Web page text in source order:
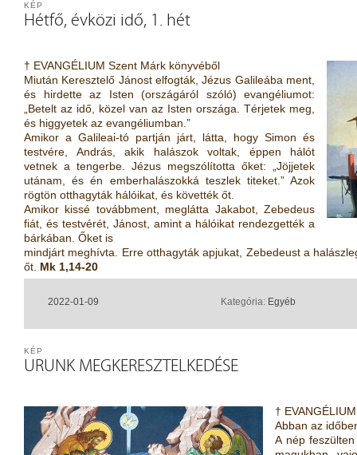
Hétfő, évközi idő, 1. hét
KÉP
† EVANGÉLIUM Szent Márk könyvéből
Miután Keresztelő Jánost elfogták, Jézus Galileába ment,
és hirdette az Isten (országáról szóló) evangéliumot:
„Betelt az idő, közel van az Isten országa. Térjetek meg,
és higgyetek az evangéliumban.”
Amikor a Galileai-tó partján járt, látta, hogy Simon és
testvére, András, akik halászok voltak, éppen hálót
vetnek a tengerbe. Jézus megszólította őket: „Jöjjetek
utánam, és én emberhalászokká teszlek titeket.” Azok
rögtön otthagyták hálóikat, és követték őt.
Amikor kissé továbbment, meglátta Jakabot, Zebedeus
fiát, és testvérét, Jánost, amint a hálóikat rendezgették a
bárkában. Őket is
mindjárt meghívta. Erre otthagyták apjukat, Zebedeust a
őt. Mk 1,14-20
2022-01-09 Kategória: Egyéb
URUNK MEGKERESZTELKEDÉSE
KÉP
†
Abban az
A nép